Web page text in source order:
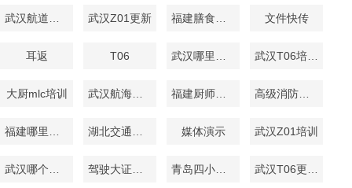
武汉Z01更新 文件快传
耳返 T06
大厨mlc培训
媒体演示 武汉Z01培训